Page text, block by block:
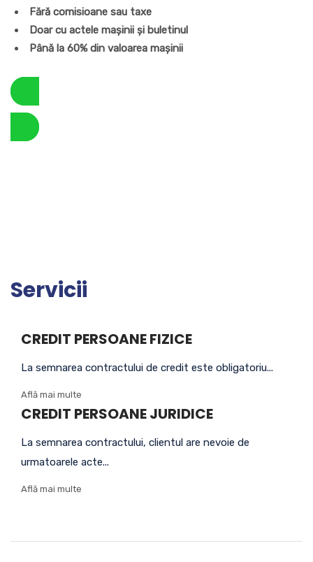
Fără comisioane sau taxe
Doar cu actele mașinii și buletinul
Până la 60% din valoarea mașinii
Solicită un credit
Servicii
CREDIT PERSOANE FIZICE
La semnarea contractului de credit este obligatoriu...
Află mai multe
CREDIT PERSOANE JURIDICE
La semnarea contractului, clientul are nevoie de
urmatoarele acte...
Află mai multe